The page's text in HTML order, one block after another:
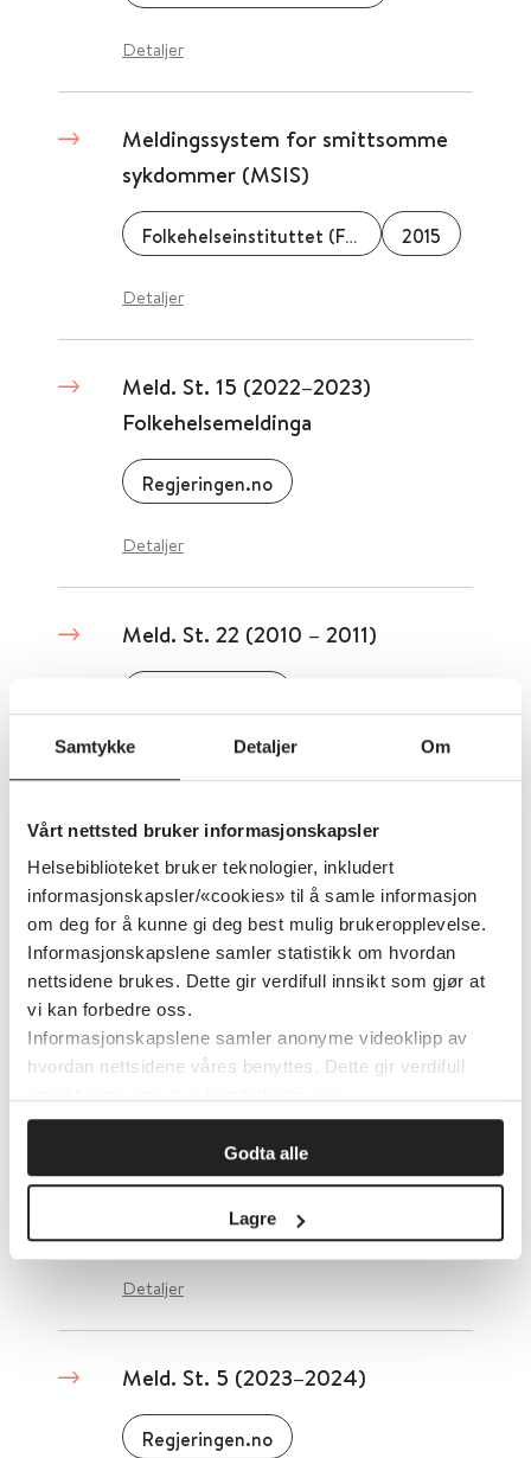
Samtykke Detaljer Om
Vårt nettsted bruker informasjonskapsler
Helsebiblioteket bruker teknologier, inkludert
informasjonskapsler/«cookies» til å samle informasjon
om deg for å kunne gi deg best mulig brukeropplevelse.
Informasjonskapslene samler statistikk om hvordan
nettsidene brukes. Dette gir verdifull innsikt som gjør at
vi kan forbedre oss.
Informasjonskapslene samler anonyme videoklipp av
hvordan nettsidene våres benyttes. Dette gir verdifull
Godta alle
Lagre
Detaljer
Meldingssystem for smittsomme
sykdommer (MSIS)
Folkehelseinstituttet (FHI) 2015
Detaljer
Meld. St. 15 (2022–2023)
Folkehelsemeldinga
Regjeringen.no
Detaljer
Meld. St. 22 (2010 – 2011)
Detaljer
Meld. St. 24 (2019–2020)
Lindrende behandling og omsorg
Regjeringen.no
Detaljer
Meld. St. 24 (2022-2023) -
Fellesskap og meistring. Bo trygt
Regjeringen.no
Detaljer
Meld. St. 5 (2023–2024)
Regjeringen.no